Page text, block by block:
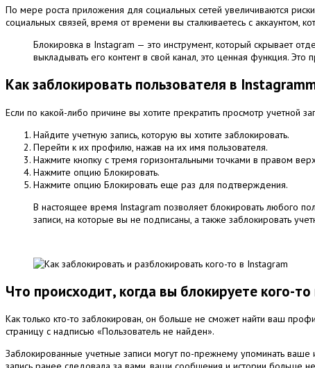
По мере роста приложения для социальных сетей увеличиваются
социальных связей, время от времени вы сталкиваетесь с аккаунтом,
Блокировка в Instagram — это инструмент, который скрывает
выкладывать его контент в свой канал, это ценная функция. Это
Как заблокировать пользователя в
Если по какой-либо причине вы хотите прекратить просмотр учетной
Найдите учетную запись, которую вы хотите заблокировать.
Перейти к их профилю, нажав на их имя пользователя.
Нажмите кнопку с тремя горизонтальными точками в правом
Нажмите опцию Блокировать.
Нажмите опцию Блокировать еще раз для подтверждения.
В настоящее время Instagram позволяет блокировать любого
записи, на которые вы не подписаны, а также заблокировать
Что происходит, когда вы блокируете кого-
Как только кто-то заблокирован, он больше не сможет найти ваш
страницу с надписью «Пользователь не найден».
Заблокированные учетные записи могут по-прежнему упоминать